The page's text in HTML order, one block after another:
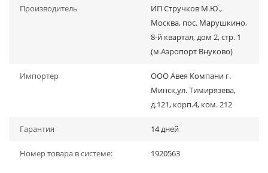
Производитель
ИП Стручков М.Ю.,
Москва, пос. Марушкино,
8-й квартал, дом 2, стр. 1
(м.Аэропорт Внуково)
Импортер
ООО Авея Компани г.
Минск,ул. Тимирязева,
д.121, корп.4, ком. 212
Гарантия 14 дней
Номер товара в системе: 1920563